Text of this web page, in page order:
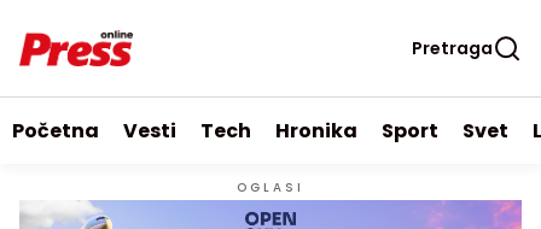
Pretraga
Početna Vesti Tech Hronika Sport Svet
OGLASI